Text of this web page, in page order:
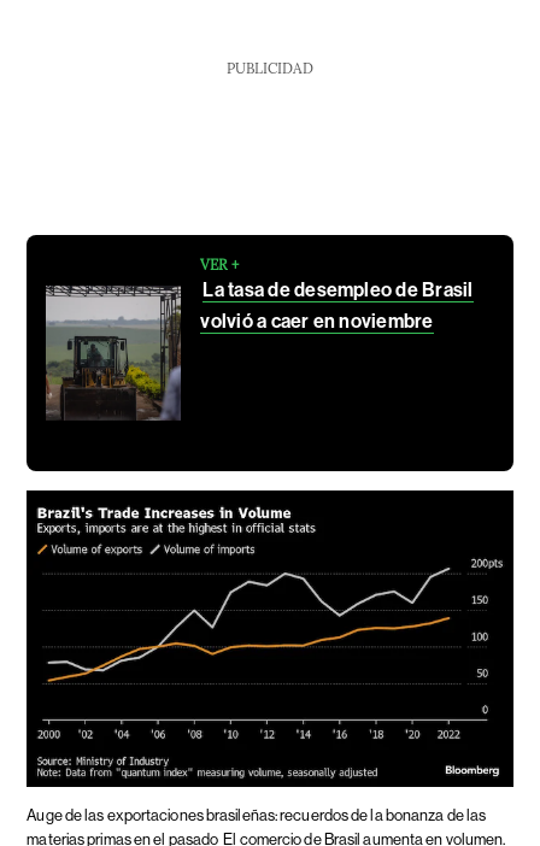
PUBLICIDAD
VER +
La tasa de desempleo de Brasil
volvió a caer en noviembre
Auge de las exportaciones brasileñas: recuerdos de la bonanza de las
materias primas en el pasado El comercio de Brasil aumenta en volumen.